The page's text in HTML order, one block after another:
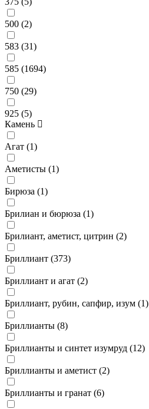
500 (2)
583 (31)
585 (1694)
750 (29)
925 (5)
Камень
Агат (1)
Аметисты (1)
Бирюза (1)
Брилиан и бюрюза (1)
Брилиант, аметист, цитрин (2)
Бриллиант (373)
Бриллиант и агат (2)
Бриллиант, рубин, сапфир, изум (1)
Бриллианты (8)
Бриллианты и синтет изумруд (12)
Бриллианты и аметист (2)
Бриллианты и гранат (6)